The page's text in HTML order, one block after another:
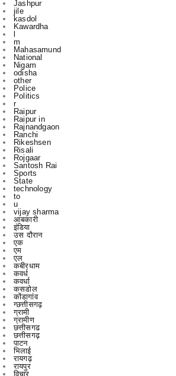
m
Mahasamund
National
Nigam
odisha
other
Police
Politics
r
Raipur
Raipur in
Rajnandgaon
Ranchi
Rikeshsen
Risali
Rojgaar
Santosh Rai
Sports
State
technology
to
u
vijay sharma
आबकारी
इंडिया
उस दौरान
एक
एम
एल
कबीरधाम
कवर्ध
कवर्धा
कसडोल
कोंडागांव
ग्छत्तीसगढ़
ग्रामी
ग्रामीण
छत्तीसगढ
छत्तीसगढ़
पाटन
भिलाई
रायगढ़
रायपुर
विचार
विचार मंथन
विचारमंथन
शहर
शहरChhattisgarrh